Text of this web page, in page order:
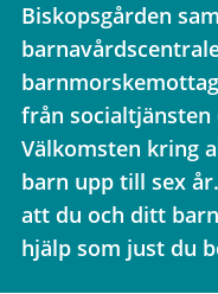
Biskopsgården
från
Välkomsten kring
barn upp till sex
att du och ditt
hjälp som just du